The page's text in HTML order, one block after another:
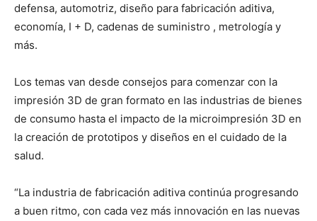
defensa, automotriz, diseño para fabricación aditiva,
economía, I + D, cadenas de suministro , metrología y
más.
Los temas van desde consejos para comenzar con la
impresión 3D de gran formato en las industrias de bienes
de consumo hasta el impacto de la microimpresión 3D en
la creación de prototipos y diseños en el cuidado de la
salud.
“La industria de fabricación aditiva continúa progresando
a buen ritmo, con cada vez más innovación en las nuevas